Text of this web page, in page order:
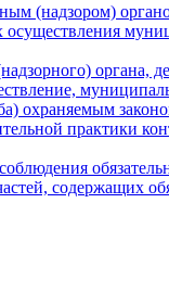
(надзором)
органа,
охраняемым
практики
содержащих